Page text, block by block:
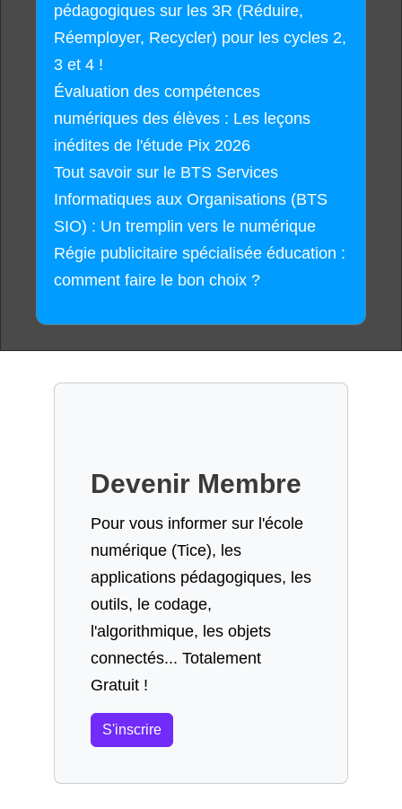
pédagogiques sur les 3R (Réduire,
Réemployer, Recycler) pour les cycles 2,
3 et 4 !
Évaluation des compétences
numériques des élèves : Les leçons
inédites de l'étude Pix 2026
Tout savoir sur le BTS Services
Informatiques aux Organisations (BTS
SIO) : Un tremplin vers le numérique
Régie publicitaire spécialisée éducation :
comment faire le bon choix ?
Devenir Membre
Pour vous informer sur l'école
numérique (Tice), les
applications pédagogiques, les
outils, le codage,
l'algorithmique, les objets
connectés... Totalement
Gratuit !
S'inscrire